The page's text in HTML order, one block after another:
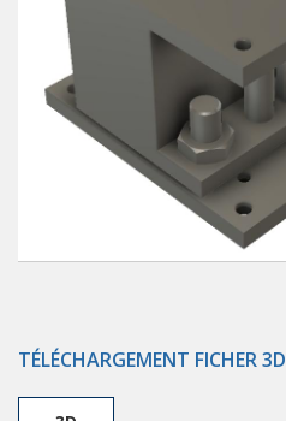
TÉLÉCHARGEMENT FICHER 3D